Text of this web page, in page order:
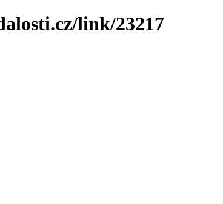
link/23217